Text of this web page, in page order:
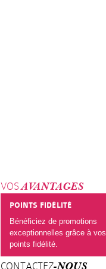
VOS AVANTAGES
POINTS FIDÉLITÉ
Bénéficiez de promotions
exceptionnelles grâce à vos
points fidélité.
CONTACTEZ -NOUS